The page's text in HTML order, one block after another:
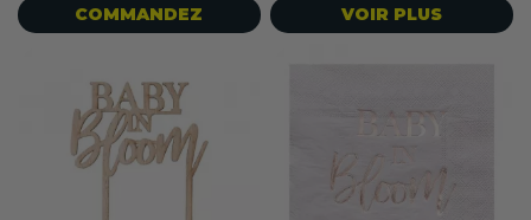
COMMANDEZ VOIR PLUS